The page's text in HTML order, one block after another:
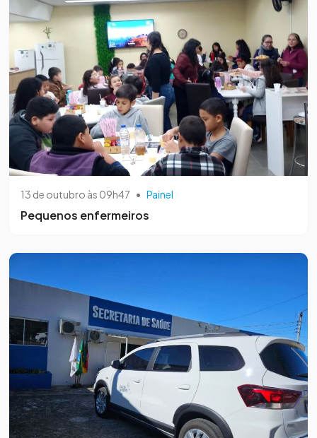
13 de outubro às 09h47 • Painel
Pequenos enfermeiros